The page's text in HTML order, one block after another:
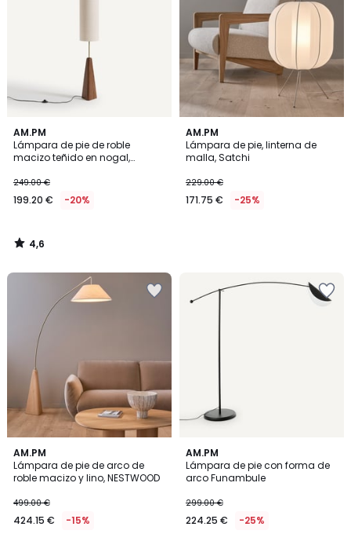
AM.PM
Lámpara de pie de roble
macizo teñido en nogal,
249.00 €
199.20 € -20%
4,6
/ 5
4,6
/
AM.PM
Lámpara de pie, linterna de
malla, Satchi
229.00 €
171.75 € -25%
AM.PM
Lámpara de pie de arco de
roble macizo y lino, NESTWOOD
499.00 €
424.15 € -15%
5
/
5
AM.PM
Lámpara de pie con forma de
arco Funambule
299.00 €
224.25 € -25%
3,3
/ 5